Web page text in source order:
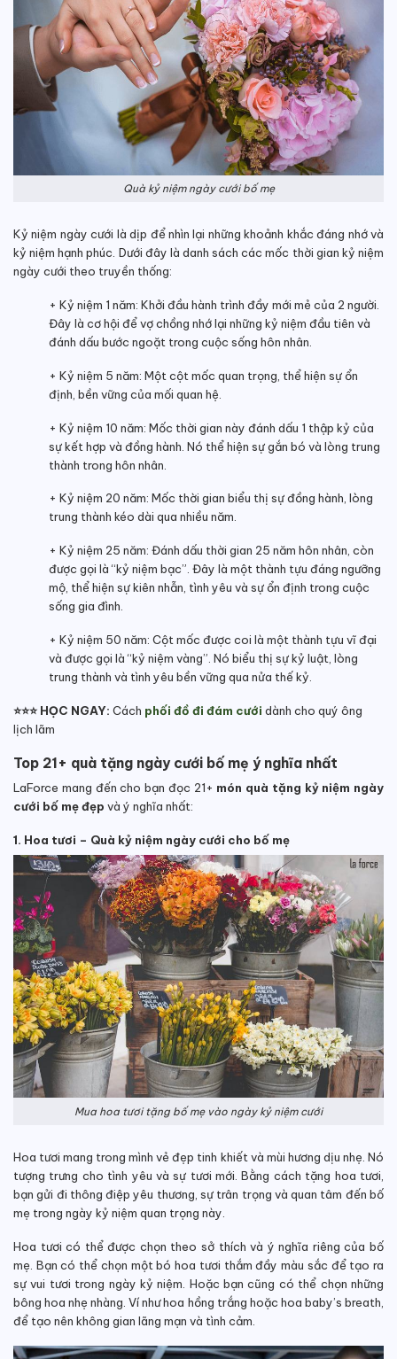
Quà kỷ niệm ngày cưới bố mẹ
Kỷ niệm ngày cưới là dịp để nhìn lại những khoảnh khắc đáng nhớ và
kỷ niệm hạnh phúc. Dưới đây là danh sách các mốc thời gian kỷ niệm
ngày cưới theo truyền thống:
+ Kỷ niệm 1 năm: Khởi đầu hành trình đầy mới mẻ của 2 người.
Đây là cơ hội để vợ chồng nhớ lại những kỷ niệm đầu tiên và
đánh dấu bước ngoặt trong cuộc sống hôn nhân.
+ Kỷ niệm 5 năm: Một cột mốc quan trọng, thể hiện sự ổn
định, bền vững của mối quan hệ.
+ Kỷ niệm 10 năm: Mốc thời gian này đánh dấu 1 thập kỷ của
sự kết hợp và đồng hành. Nó thể hiện sự gắn bó và lòng trung
thành trong hôn nhân.
+ Kỷ niệm 20 năm: Mốc thời gian biểu thị sự đồng hành, lòng
trung thành kéo dài qua nhiều năm.
+ Kỷ niệm 25 năm: Đánh dấu thời gian 25 năm hôn nhân, còn
được gọi là “kỷ niệm bạc”. Đây là một thành tựu đáng ngưỡng
mộ, thể hiện sự kiên nhẫn, tình yêu và sự ổn định trong cuộc
sống gia đình.
+ Kỷ niệm 50 năm: Cột mốc được coi là một thành tựu vĩ đại
và được gọi là “kỷ niệm vàng”. Nó biểu thị sự kỷ luật, lòng
trung thành và tình yêu bền vững qua nửa thế kỷ.
⭐⭐⭐ HỌC NGAY: Cách phối đồ đi đám cưới dành cho quý ông
lịch lãm
Top 21+ quà tặng ngày cưới bố mẹ ý nghĩa nhất
LaForce mang đến cho bạn đọc 21+ món quà tặng kỷ niệm ngày
cưới bố mẹ đẹp và ý nghĩa nhất:
1. Hoa tươi – Quà kỷ niệm ngày cưới cho bố mẹ
Mua hoa tươi tặng bố mẹ vào ngày kỷ niệm cưới
Hoa tươi mang trong mình vẻ đẹp tinh khiết và mùi hương dịu nhẹ. Nó
tượng trưng cho tình yêu và sự tươi mới. Bằng cách tặng hoa tươi,
bạn gửi đi thông điệp yêu thương, sự trân trọng và quan tâm đến bố
mẹ trong ngày kỷ niệm quan trọng này.
Hoa tươi có thể được chọn theo sở thích và ý nghĩa riêng của bố
mẹ. Bạn có thể chọn một bó hoa tươi thắm đầy màu sắc để tạo ra
sự vui tươi trong ngày kỷ niệm. Hoặc bạn cũng có thể chọn những
bông hoa nhẹ nhàng. Ví như hoa hồng trắng hoặc hoa baby’s breath,
để tạo nên không gian lãng mạn và tình cảm.